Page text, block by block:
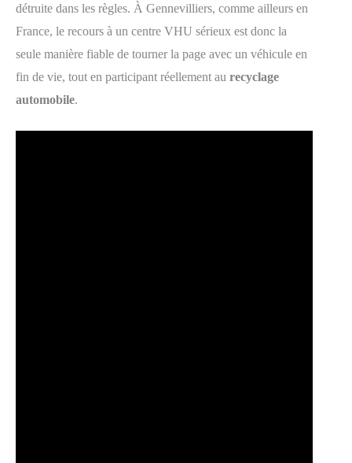
détruite dans les règles. À Gennevilliers, comme ailleurs en
France, le recours à un centre VHU sérieux est donc la
seule manière fiable de tourner la page avec un véhicule en
fin de vie, tout en participant réellement au recyclage
automobile.